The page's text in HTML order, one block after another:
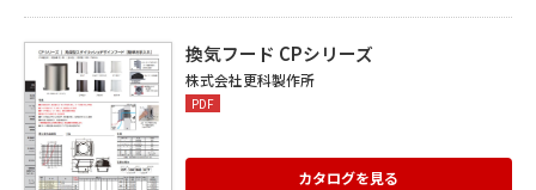
換気フード CPシリーズ
株式会社更科製作所
PDF
カタログを見る